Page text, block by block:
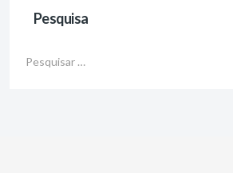
Pesquisa